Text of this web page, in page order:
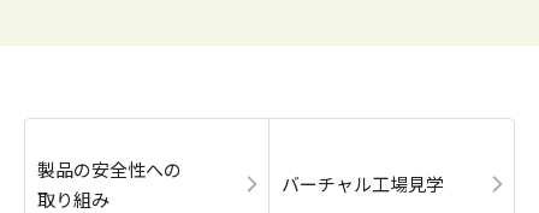
製品の安全性への
取り組み
バーチャル工場見学